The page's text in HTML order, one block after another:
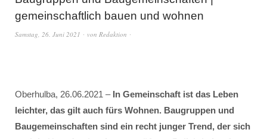
gemeinschaftlich bauen und wohnen
Samstag, 26. Juni 2021 von Redaktion
Oberhulba, 26.06.2021 – In Gemeinschaft ist das Leben
leichter, das gilt auch fürs Wohnen. Baugruppen und
Baugemeinschaften sind ein recht junger Trend, der sich